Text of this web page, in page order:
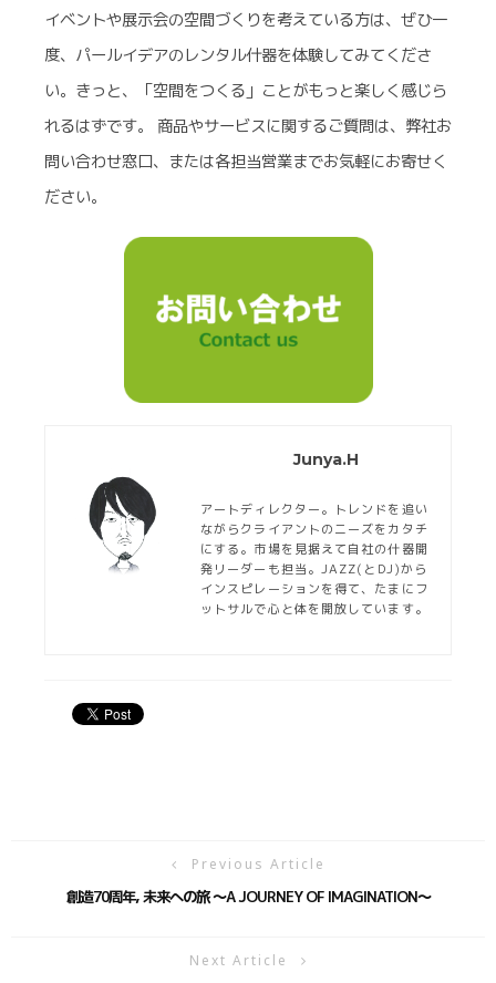
イベントや展示会の空間づくりを考えている方は、ぜひ一
度、パールイデアのレンタル什器を体験してみてくださ
い。きっと、「空間をつくる」ことがもっと楽しく感じら
れるはずです。 商品やサービスに関するご質問は、弊社お
問い合わせ窓口、または各担当営業までお気軽にお寄せく
ださい。
Junya.H
アートディレクター。トレンドを追い
ながらクライアントのニーズをカタチ
にする。市場を見据えて自社の什器開
発リーダーも担当。JAZZ(とDJ)から
インスピレーションを得て、たまにフ
ットサルで心と体を開放しています。
Previous Article
創造70周年, 未来への旅 ～A JOURNEY OF IMAGINATION～
Next Article